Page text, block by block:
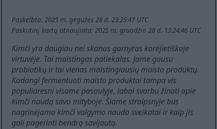
Paskelbta: 2025 m. gegužės 28 d. 23:25:47 UTC
Paskutinį kartą atnaujinta: 2025 m. gruodžio 28 d. 13:24:46 UTC
Kimči yra daugiau nei skanus garnyras korėjietiškoje
virtuvėje. Tai maistingas patiekalas. Jame gausu
probiotikų ir tai vienas maistingiausių maisto produktų.
Kadangi fermentuoti maisto produktai tampa vis
populiaresni visame pasaulyje, labai svarbu žinoti apie
kimči naudą savo mityboje. Šiame straipsnyje bus
nagrinėjama kimči valgymo nauda sveikatai ir kaip jis
gali pagerinti bendrą savijautą.